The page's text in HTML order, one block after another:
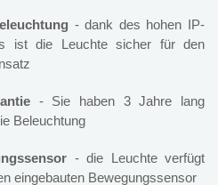
- dank des hohen IP-
ist die Leuchte sicher für den
- Sie haben 3 Jahre lang
Beleuchtung
- die Leuchte verfügt
eingebauten Bewegungssensor